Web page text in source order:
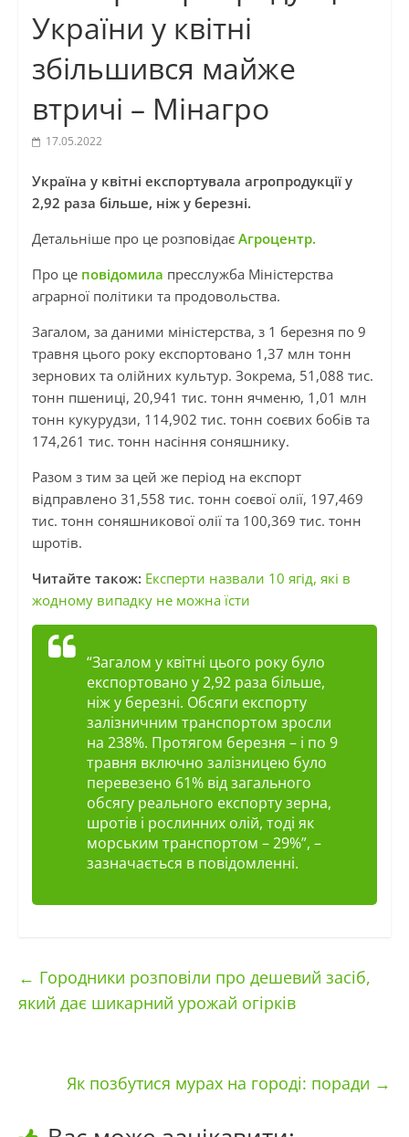
України у квітні
збільшився майже
втричі – Мінагро
17.05.2022
Україна у квітні експортувала агропродукції у
2,92 раза більше, ніж у березні.
Детальніше про це розповідає Агроцентр.
Про це повідомила пресслужба Міністерства
аграрної політики та продовольства.
Загалом, за даними міністерства, з 1 березня по 9
травня цього року експортовано 1,37 млн тонн
зернових та олійних культур. Зокрема, 51,088 тис.
тонн пшениці, 20,941 тис. тонн ячменю, 1,01 млн
тонн кукурудзи, 114,902 тис. тонн соєвих бобів та
174,261 тис. тонн насіння соняшнику.
Разом з тим за цей же період на експорт
відправлено 31,558 тис. тонн соєвої олії, 197,469
тис. тонн соняшникової олії та 100,369 тис. тонн
шротів.
Читайте також: Експерти назвали 10 ягід, які в
жодному випадку не можна їсти
“Загалом у квітні цього року було
експортовано у 2,92 раза більше,
ніж у березні. Обсяги експорту
залізничним транспортом зросли
на 238%. Протягом березня – і по 9
травня включно залізницею було
перевезено 61% від загального
обсягу реального експорту зерна,
шротів і рослинних олій, тоді як
морським транспортом – 29%”, –
зазначається в повідомленні.
← Городники розповіли про дешевий засіб,
який дає шикарний урожай огірків
Як позбутися мурах на городі: поради →